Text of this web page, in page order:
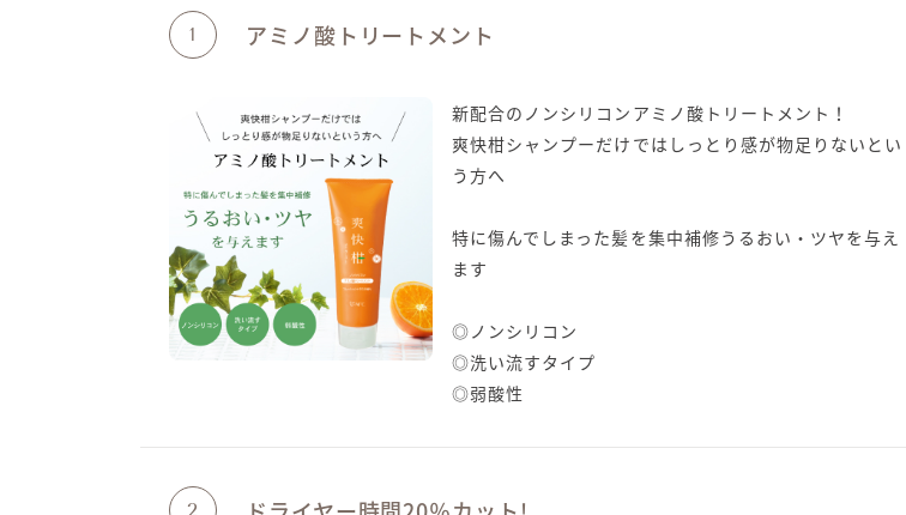
1 アミノ酸トリートメント
新配合のノンシリコンアミノ酸トリートメント！
爽快柑シャンプーだけではしっとり感が物足りないとい
う方へ
特に傷んでしまった髪を集中補修うるおい・ツヤを与え
ます
◎ノンシリコン
◎洗い流すタイプ
◎弱酸性
2